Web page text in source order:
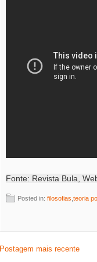
Fonte: Revista Bula,
Posted in: filosofias teoria
Postagem mais recente